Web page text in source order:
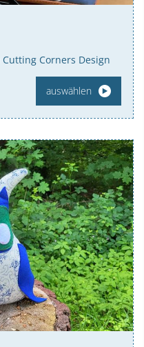
Cutting Corners Design
auswählen